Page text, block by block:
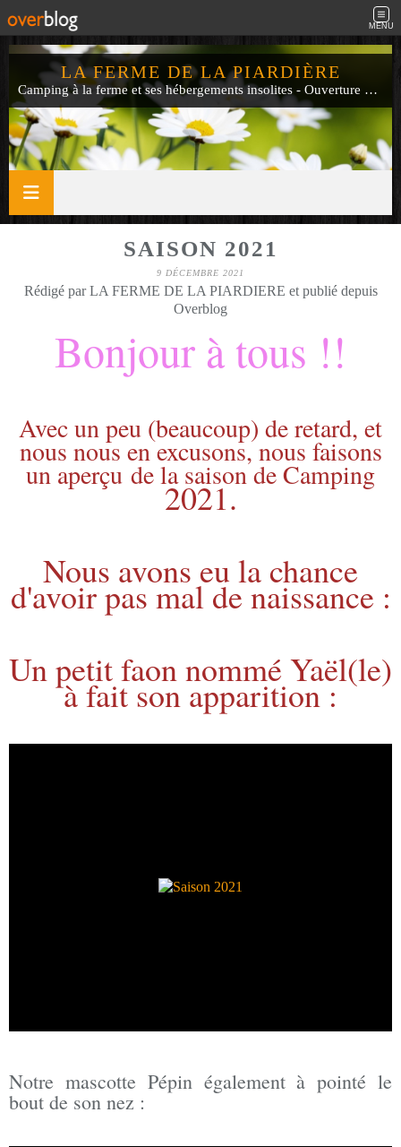
MENU
LA FERME DE LA PIARDIÈRE
Camping à la ferme et ses hébergements insolites - Ouverture de mi-avril à fin septembre
SAISON 2021
9 DÉCEMBRE 2021
Rédigé par LA FERME DE LA PIARDIERE et publié depuis
Overblog
Bonjour à tous !!
Avec un peu (beaucoup) de retard, et
nous nous en excusons, nous faisons
un aperçu de la saison de Camping
2021.
Nous avons eu la chance
d'avoir pas mal de naissance :
Un petit faon nommé Yaël(le)
à fait son apparition :
Notre mascotte Pépin également à pointé le
bout de son nez :